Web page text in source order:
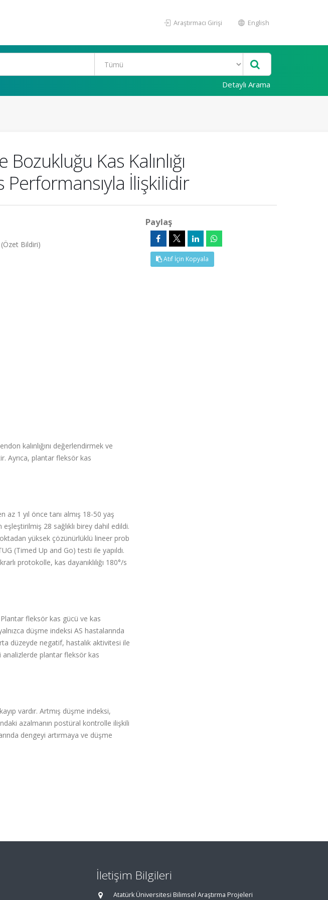
Araştırmacı Girişi English
Detaylı Arama
Kas Kalınlığı
Performansıyla İlişkilidir
Bildiri)
kalınlığını değerlendirmek ve
Ayrıca, plantar fleksör kas
1 yıl önce tanı almış 18-50 yaş
28 sağlıklı birey dahil edildi.
yüksek çözünürlüklü lineer prob
(Timed Up and Go) testi ile yapıldı.
protokolle, kas dayanıklılığı 180°/s
Plantar fleksör kas gücü ve kas
düşme indeksi AS hastalarında
düzeyde negatif, hastalık aktivitesi ile
analizlerde plantar fleksör kas
vardır. Artmış düşme indeksi,
azalmanın postüral kontrolle ilişkili
dengeyi artırmaya ve düşme
Paylaş
Atıf İçin Kopyala
İletişim Bilgileri
Atatürk Üniversitesi Bilimsel Araştırma Projeleri